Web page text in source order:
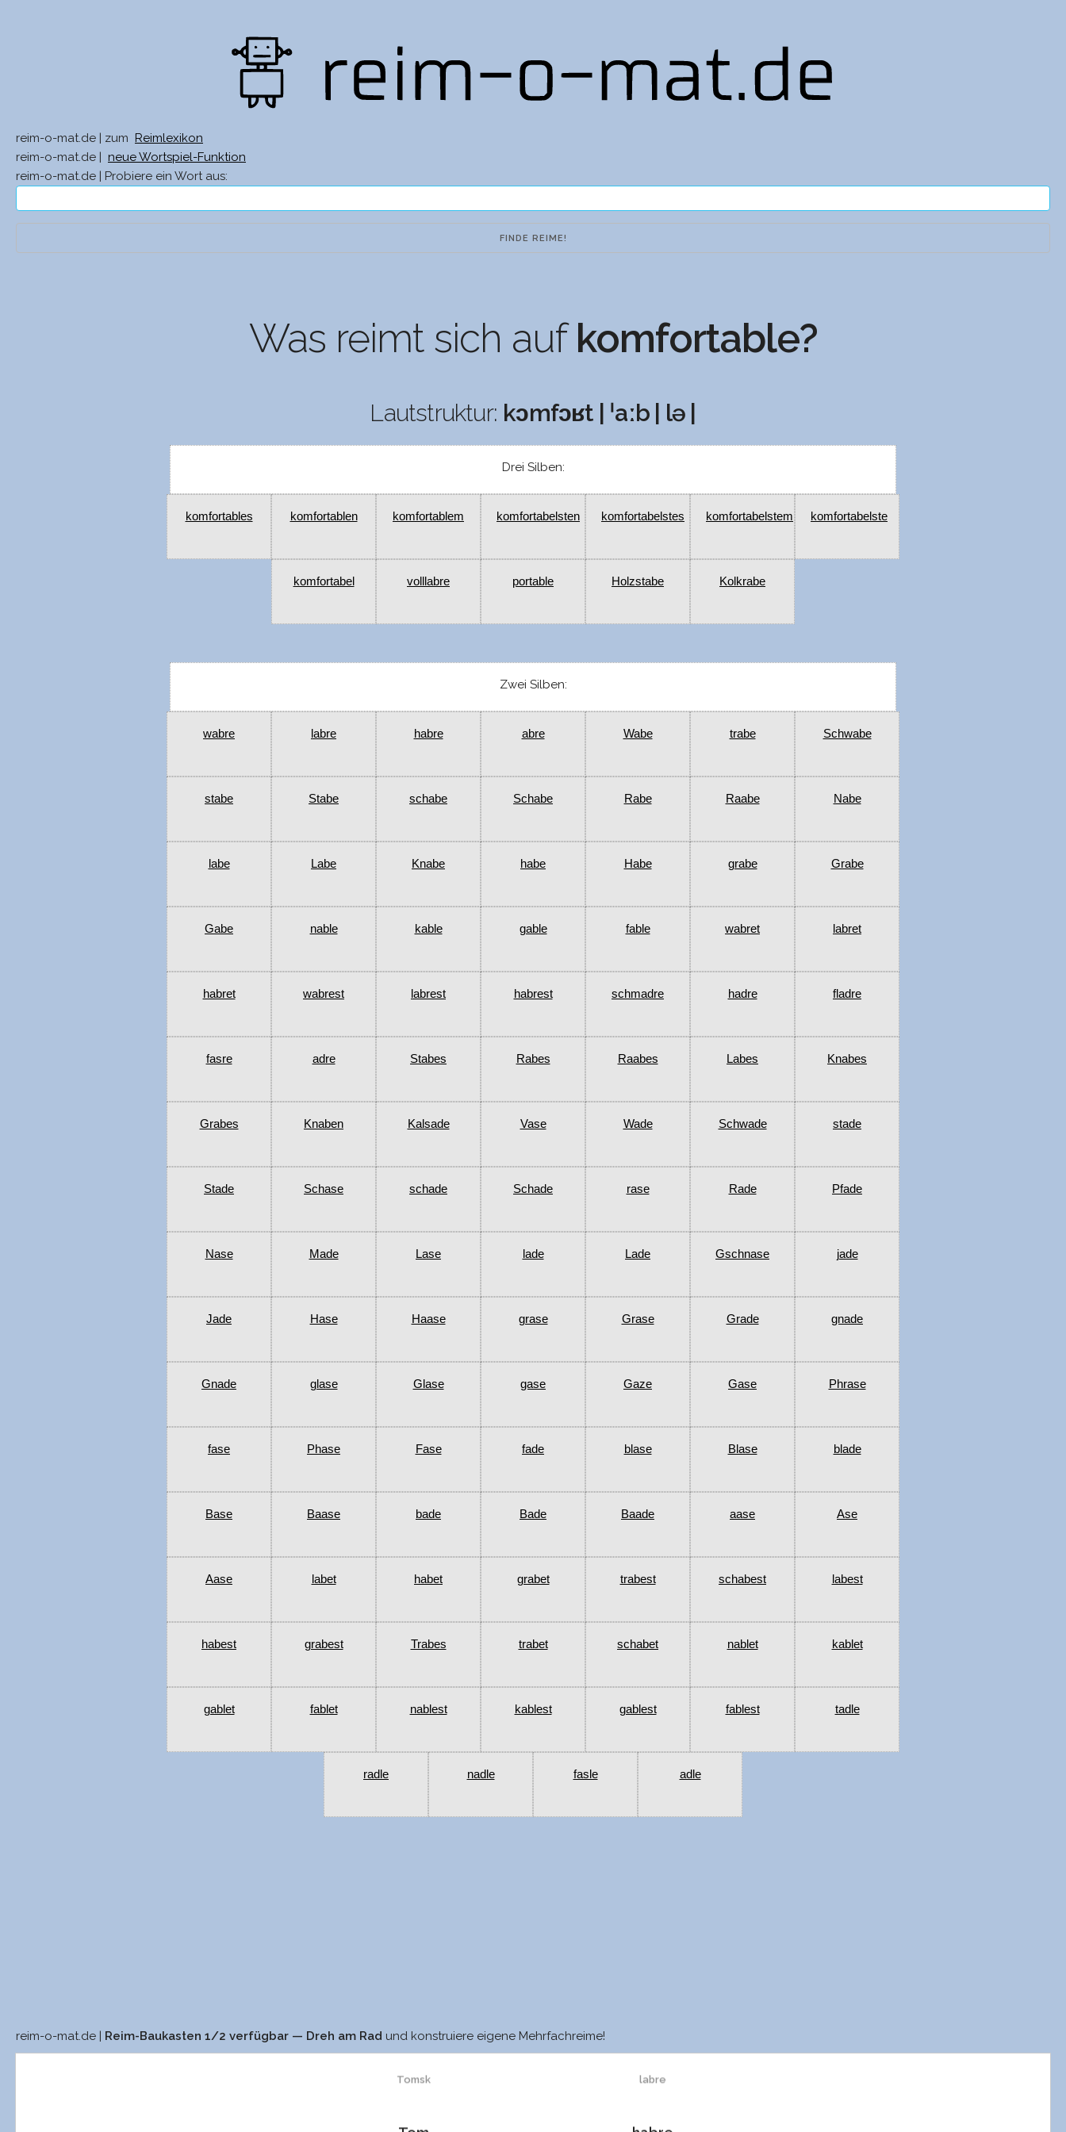
reim-o-mat.de | zum
Reimlexikon
reim-o-mat.de |
neue Wortspiel-Funktion
reim-o-mat.de | Probiere ein Wort aus:
Was reimt sich aufkomfortable?
Lautstruktur: kɔmfɔʁt | ˈaːb | lə |
Drei Silben:
komfortables komfortablen komfortablem komfortabelsten komfortabelstes komfortabelstem komfortabelste
komfortabel volllabre portable Holzstabe Kolkrabe
Zwei Silben:
wabre labre habre abre Wabe trabe Schwabe
stabe Stabe schabe Schabe Rabe Raabe Nabe
labe Labe Knabe habe Habe grabe Grabe
Gabe nable kable gable fable wabret labret
habret wabrest labrest habrest schmadre hadre fladre
fasre adre Stabes Rabes Raabes Labes Knabes
Grabes Knaben Kalsade Vase Wade Schwade stade
Stade Schase schade Schade rase Rade Pfade
Nase Made Lase lade Lade Gschnase jade
Jade Hase Haase grase Grase Grade gnade
Gnade glase Glase gase Gaze Gase Phrase
fase Phase Fase fade blase Blase blade
Base Baase bade Bade Baade aase Ase
Aase labet habet grabet trabest schabest labest
habest grabest Trabes trabet schabet nablet kablet
gablet fablet nablest kablest gablest fablest tadle
radle nadle fasle adle
reim-o-mat.de | Reim-Baukasten 1/2 verfügbar — Dreh am Rad und konstruiere eigene Mehrfachreime!
Tomsk labre